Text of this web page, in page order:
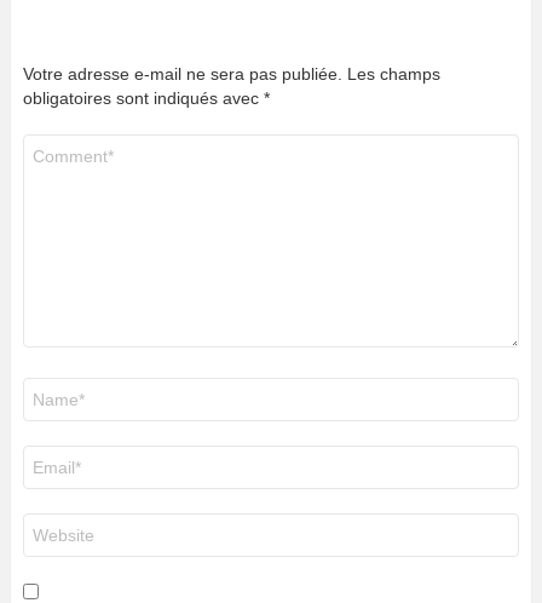
Votre adresse e-mail ne sera pas publiée. Les champs
obligatoires sont indiqués avec *
mail
*
web